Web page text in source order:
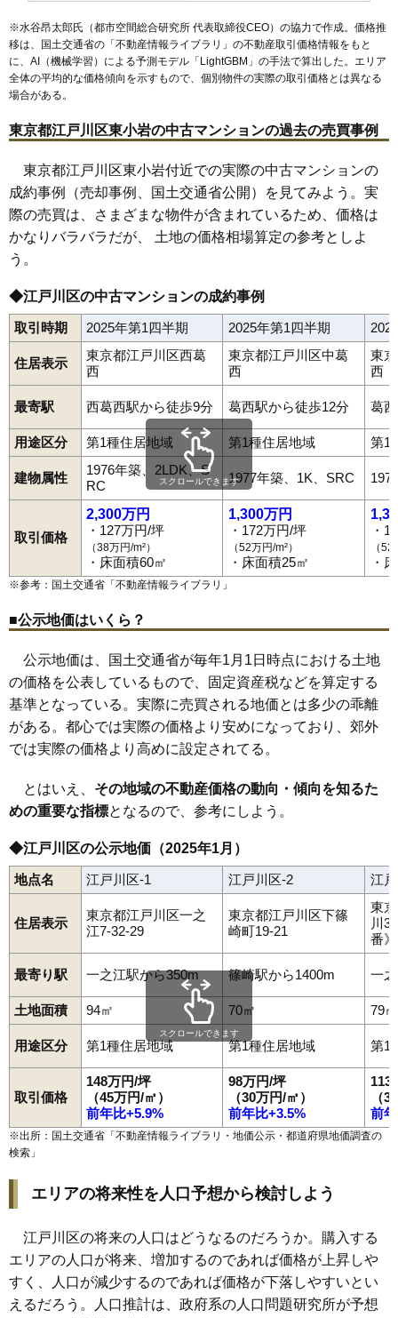
※水谷昂太郎氏（都市空間総合研究所 代表取締役CEO）の協力で作成。価格推
移は、国土交通省の「 不動産情報ライブラリ 」の不動産取引価格情報をもと
に、AI（機械学習）による予測モデル「LightGBM」の手法で算出した。エリア
全体の平均的な価格傾向を示すもので、個別物件の実際の取引価格とは異なる
場合がある。
東京都江戸川区東小岩の中古マンションの過去の売買事例
東京都江戸川区東小岩付近での実際の中古マンションの
成約事例（売却事例、国土交通省公開）を見てみよう。実
際の売買は、さまざまな物件が含まれているため、価格は
かなりバラバラだが、 土地の価格相場算定の参考としよ
う。
◆江戸川区の中古マンションの成約事例
取引時期 2025年第1四半期 2025年第1四半期
住居表示
東京都江戸川区西葛
西
東京都江戸川区中葛
西
東
西
最寄駅 西葛西駅から徒歩9分 葛西駅から徒歩12分 葛
用途区分 第1種住居地域 第1種住居地域 第1
建物属性
1976年築、2LDK、S
RC
1977年築、1K、SRC
取引価格
2,300万円
・127万円/坪
（38万円/m²）
・床面積60㎡
1,300万円
・172万円/坪
（52万円/m²）
・床面積25㎡
・
（
・
スクロールできます
※参考：国土交通省「 不動産情報ライブラリ 」
■公示地価はいくら？
公示地価は、国土交通省が毎年1月1日時点における土地
の価格を公表しているもので、固定資産税などを算定する
基準となっている。実際に売買される地価とは多少の乖離
がある。都心では実際の価格より安めになっており、郊外
では実際の価格より高めに設定されてる。
とはいえ、 その地域の不動産価格の動向・傾向を知るた
めの重要な指標となるので、参考にしよう。
◆江戸川区の公示地価（2025年1月）
地点名 江戸川区-1 江戸川区-2 江
住居表示
東京都江戸川区一之
江7-32-29
東京都江戸川区下篠
崎町19-21
東
川3
番》
最寄り駅 一之江駅から350m 篠崎駅から1400m 一
土地面積 94㎡ 70㎡ 79㎡
用途区分 第1種住居地域 第1種住居地域 第1
取引価格
148万円/坪
（45万円/㎡）
前年比+5.9%
98万円/坪
（30万円/㎡）
前年比+3.5%
113
（
前
スクロールできます
※出所：国土交通省「 不動産情報ライブラリ・地価公示・都道府県地価調査の
検索 」
エリアの将来性を人口予想から検討しよう
江戸川区の将来の人口はどうなるのだろうか。購入する
エリアの人口が将来、増加するのであれば価格が上昇しや
すく、人口が減少するのであれば価格が下落しやすいとい
えるだろう。人口推計は、政府系の人口問題研究所が予想